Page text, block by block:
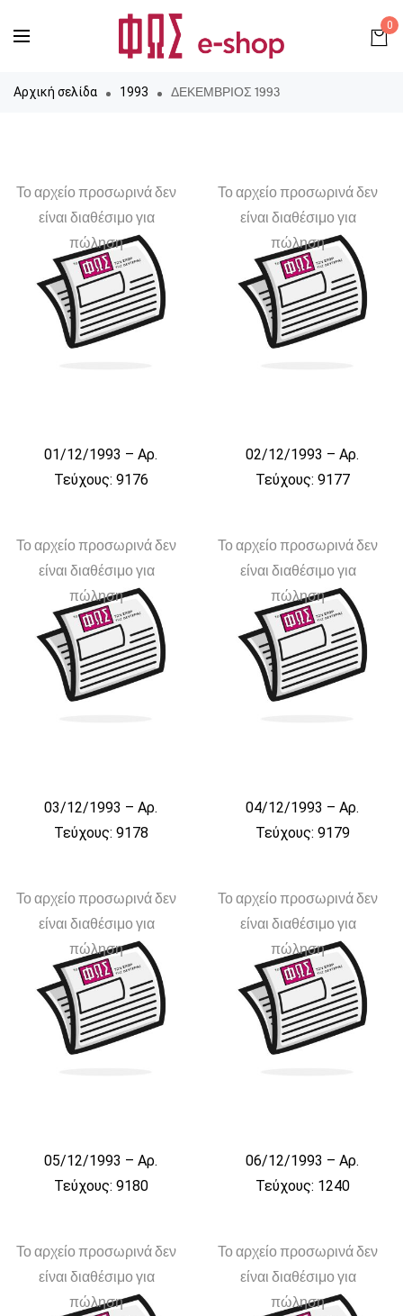
0
Αρχική σελίδα 1993 ΔΕΚΕΜΒΡΙΟΣ 1993
Το αρχείο προσωρινά δεν
είναι διαθέσιμο για
πώληση
01/12/1993 – Αρ.
Τεύχους: 9176
Το αρχείο προσωρινά δεν
είναι διαθέσιμο για
πώληση
02/12/1993 – Αρ.
Τεύχους: 9177
Το αρχείο προσωρινά δεν
είναι διαθέσιμο για
πώληση
03/12/1993 – Αρ.
Τεύχους: 9178
Το αρχείο προσωρινά δεν
είναι διαθέσιμο για
πώληση
04/12/1993 – Αρ.
Τεύχους: 9179
Το αρχείο προσωρινά δεν
είναι διαθέσιμο για
πώληση
05/12/1993 – Αρ.
Τεύχους: 9180
Το αρχείο προσωρινά δεν
είναι διαθέσιμο για
πώληση
06/12/1993 – Αρ.
Τεύχους: 1240
Το αρχείο προσωρινά δεν
είναι διαθέσιμο για
πώληση
Το αρχείο προσωρινά δεν
είναι διαθέσιμο για
πώληση